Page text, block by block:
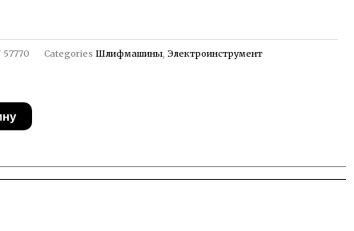
57770 Categories Шлифмашины, Электроинструмент